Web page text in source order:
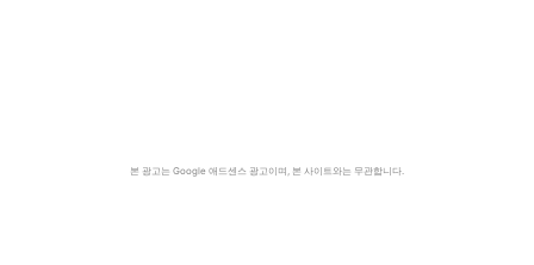
본 광고는 Google 애드센스 광고이며, 본 사이트와는 무관합니다.